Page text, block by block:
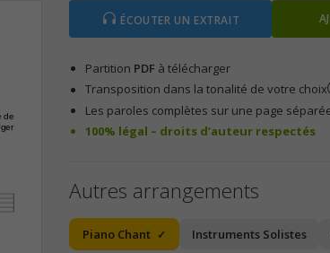
de
ÉCOUTER UN EXTRAIT
Partition PDF à télécharger
Transposition dans la tonalité de votre choix
Les paroles complètes sur une page
100% légal – droits d’auteur respectés
Autres arrangements
Piano Chant Instruments Solistes